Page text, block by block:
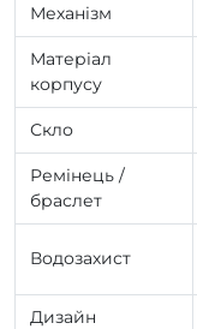
Механізм
Матеріал
корпусу
Скло
Ремінець /
браслет
Водозахист
Дизайн